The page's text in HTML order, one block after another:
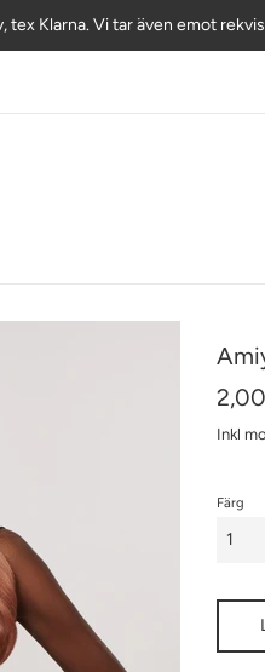
Klarna. Vi tar även emot
Inkl
Färg